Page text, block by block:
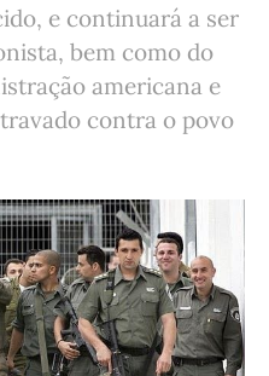
e continuará a ser
bem como do
americana e
contra o povo